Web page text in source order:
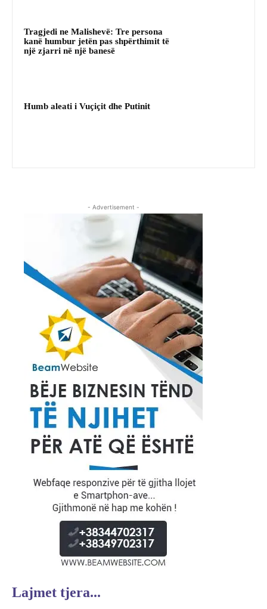
Tragjedi ne Malishevë: Tre persona
kanë humbur jetën pas shpërthimit të
një zjarri në një banesë
Humb aleati i Vuçiçit dhe Putinit
- Advertisement -
Lajmet tjera...